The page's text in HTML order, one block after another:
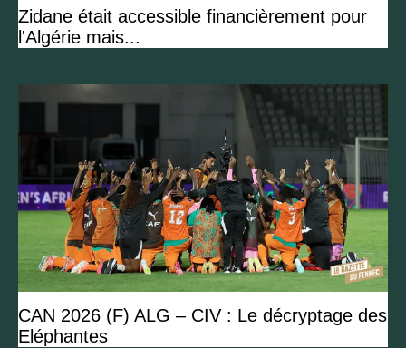
Zidane était accessible financièrement pour
l'Algérie mais...
CAN 2026 (F) ALG – CIV : Le décryptage des
Eléphantes